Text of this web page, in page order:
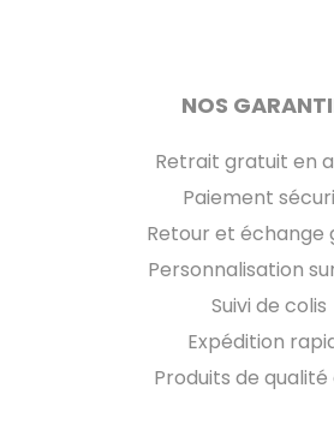
NOS
Retrait gratuit en
Paiement
Retour et échange
Personnalisation
Suivi de colis
Expédition
Produits de qualité